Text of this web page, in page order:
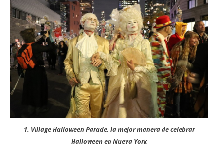
1. Village Halloween Parade, la mejor manera de celebrar
Halloween en Nueva York